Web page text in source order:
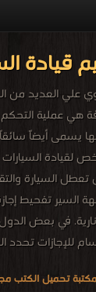
قيادة
علي العديد من
هي عملية
لقيادة
السيارة
السير تفحيط
في بعض
للإجازات تحدد
مكتبة تحميل الكتب